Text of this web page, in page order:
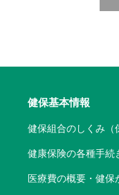
健保基本情報
健保組合のしくみ（
健康保険の各種手続
医療費の概要・健保